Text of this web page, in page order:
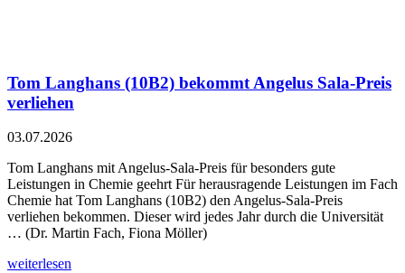
Tom Langhans (10B2) bekommt Angelus Sala-Preis
verliehen
03.07.2026
Tom Langhans mit Angelus-Sala-Preis für besonders gute
Leistungen in Chemie geehrt Für herausragende Leistungen im Fach
Chemie hat Tom Langhans (10B2) den Angelus-Sala-Preis
verliehen bekommen. Dieser wird jedes Jahr durch die Universität
… (Dr. Martin Fach, Fiona Möller)
weiterlesen